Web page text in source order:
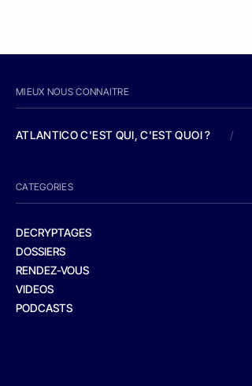
MIEUX NOUS CONNAITRE
ATLANTICO C'EST QUI, C'EST QUOI ? /
CATEGORIES
DECRYPTAGES
DOSSIERS
RENDEZ-VOUS
VIDEOS
PODCASTS